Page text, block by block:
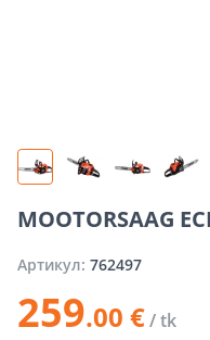
MOOTORSAAG
Артикул: 762497
259.00 €/ tk